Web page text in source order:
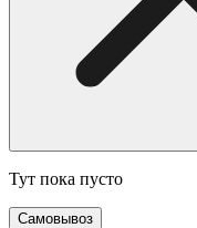
Тут пока пусто
Самовывоз